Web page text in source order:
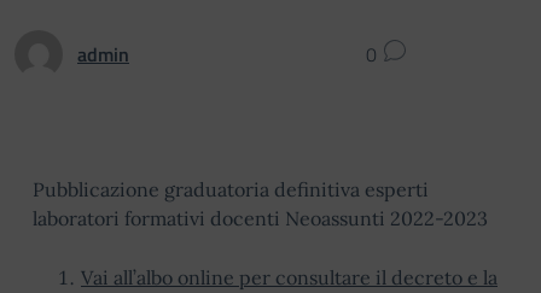
admin 0
Pubblicazione graduatoria definitiva esperti
laboratori formativi docenti Neoassunti 2022-2023
Vai all’albo online per consultare il decreto e la